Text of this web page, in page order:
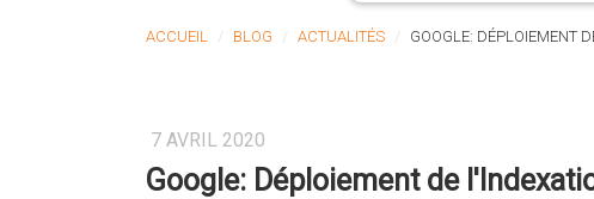
ACCUEIL BLOG ACTUALITÉS GOOGLE: DÉPLOIEMENT
7 AVRIL 2020
Google: Déploiement de